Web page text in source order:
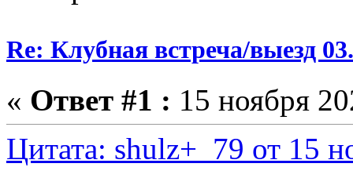
Re: Клубная встреча/выезд
« Ответ #1 : 15 ноября
Цитата: shulz+_79 от 15